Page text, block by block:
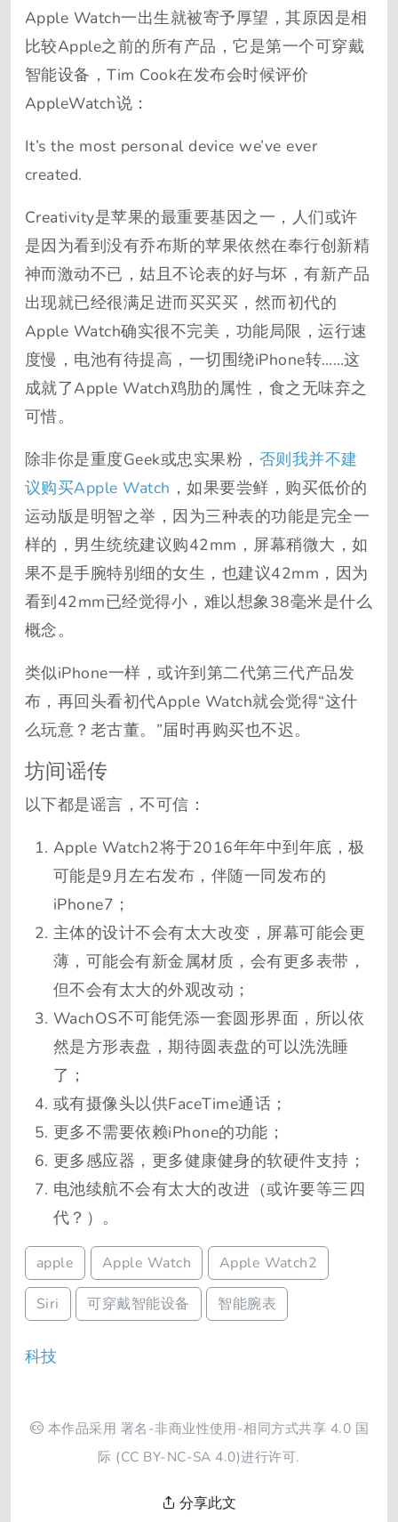
Apple Watch一出生就被寄予厚望，其原因是相
比较Apple之前的所有产品，它是第一个可穿戴
智能设备，Tim Cook在发布会时候评价
AppleWatch说：
It’s the most personal device we’ve ever
created.
Creativity是苹果的最重要基因之一，人们或许
是因为看到没有乔布斯的苹果依然在奉行创新精
神而激动不已，姑且不论表的好与坏，有新产品
出现就已经很满足进而买买买，然而初代的
Apple Watch确实很不完美，功能局限，运行速
度慢，电池有待提高，一切围绕iPhone转……这
成就了Apple Watch鸡肋的属性，食之无味弃之
可惜。
除非你是重度Geek或忠实果粉， 否则我并不建
议购买Apple Watch ，如果要尝鲜，购买低价的
运动版是明智之举，因为三种表的功能是完全一
样的，男生统统建议购42mm，屏幕稍微大，如
果不是手腕特别细的女生，也建议42mm，因为
看到42mm已经觉得小，难以想象38毫米是什么
概念。
类似iPhone一样，或许到第二代第三代产品发
布，再回头看初代Apple Watch就会觉得“这什
么玩意？老古董。”届时再购买也不迟。
坊间谣传
以下都是谣言，不可信：
Apple Watch2将于2016年年中到年底，极
可能是9月左右发布，伴随一同发布的
iPhone7；
主体的设计不会有太大改变，屏幕可能会更
薄，可能会有新金属材质，会有更多表带，
但不会有太大的外观改动；
WachOS不可能凭添一套圆形界面，所以依
然是方形表盘，期待圆表盘的可以洗洗睡
了；
或有摄像头以供FaceTime通话；
更多不需要依赖iPhone的功能；
更多感应器，更多健康健身的软硬件支持；
电池续航不会有太大的改进（或许要等三四
代？）。
apple Apple Watch Apple Watch2
Siri 可穿戴智能设备 智能腕表
科技
本作品采用 署名-非商业性使用-相同方式共享 4.0 国
际 (CC BY-NC-SA 4.0)进行许可.
分享此文